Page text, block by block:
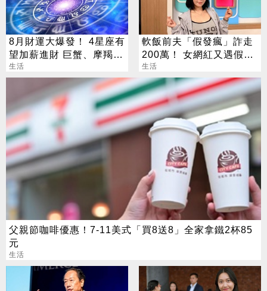
8月財運大爆發！ 4星座有
望加薪進財 巨蟹、摩羯最
有感
生活
軟飯前夫「假發瘋」詐走
200萬！ 女網紅又遇假富
豪 養套殺噴2千萬
生活
父親節咖啡優惠！7-11美式「買8送8」全家拿鐵2杯85
元
生活